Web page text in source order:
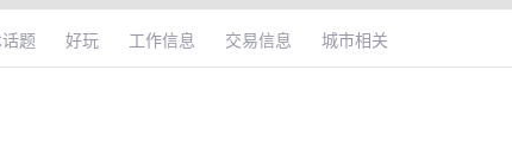
题 好玩 工作信息 交易信息 城市相关